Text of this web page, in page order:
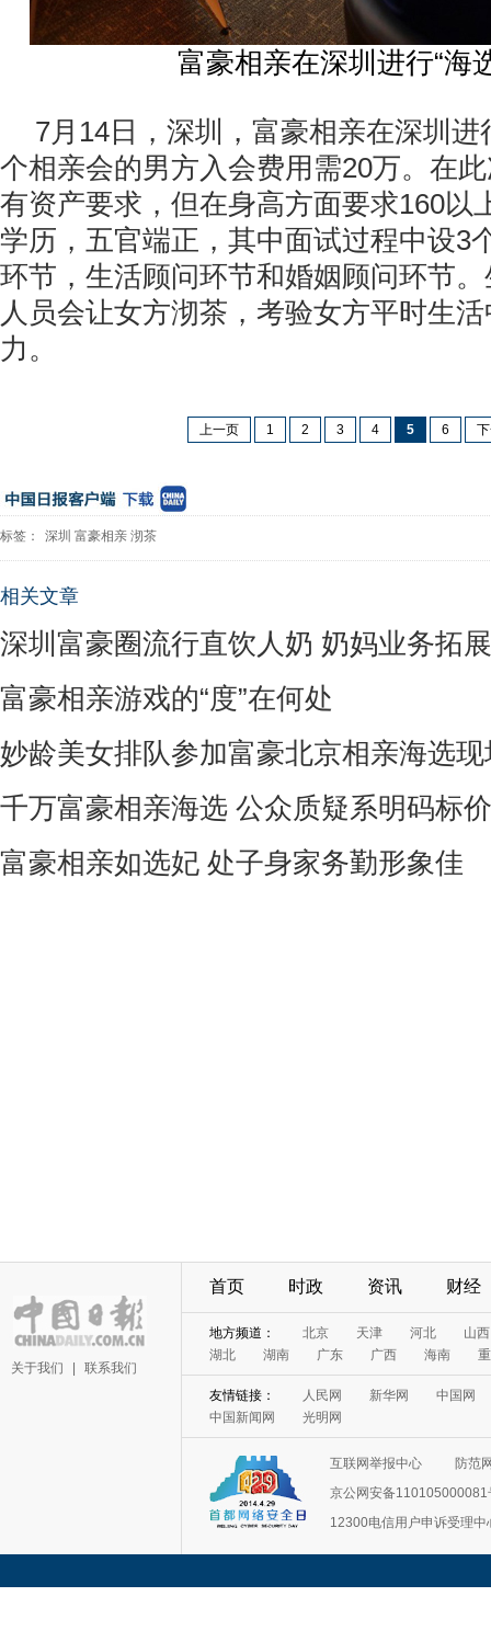
富豪相亲在深圳进行“海
7月14日，深圳，富豪相亲在深圳进
个相亲会的男方入会费用需20万。在
有资产要求，但在身高方面要求160以
学历，五官端正，其中面试过程中设3
环节，生活顾问环节和婚姻顾问环节
人员会让女方沏茶，考验女方平时生
力。
上一页 1 2 3 4 5 6
标签： 深圳 富豪相亲 沏茶
相关文章
深圳富豪圈流行直饮人奶 奶妈业务拓
富豪相亲游戏的“度”在何处
妙龄美女排队参加富豪北京相亲海选现
千万富豪相亲海选 公众质疑系明码标
富豪相亲如选妃 处子身家务勤形象佳
关于我们 联系我们
首页 时政 资讯 财经
地方频道： 北京 天津 河北
山西
湖北
湖南 广东 广西 海南
友情链接： 人民网 新华网
中国网
中国新闻网
光明网
互联网举报中心
防范
京公网安备110105000081
12300电信用户申诉受理中